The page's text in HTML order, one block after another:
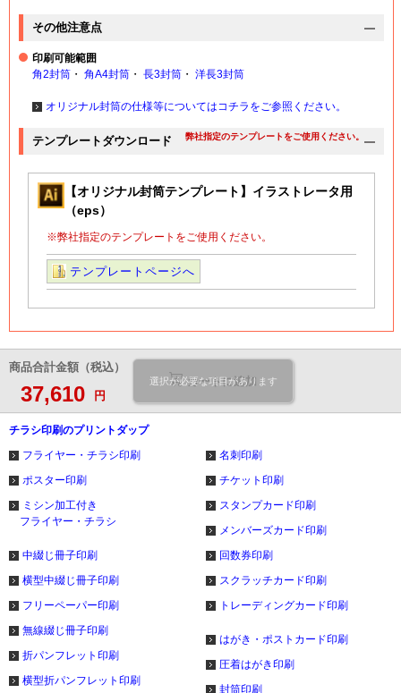
その他注意点
印刷可能範囲
角2封筒 ・ 角A4封筒 ・ 長3封筒 ・ 洋長3封筒
オリジナル封筒の仕様等についてはコチラをご参照ください。
テンプレートダウンロード 弊社指定のテンプレートをご使用ください。
【オリジナル封筒テンプレート】イラストレータ用
（eps）
※弊社指定のテンプレートをご使用ください。
テンプレートページへ
商品合計金額（税込）
37,610 円
カートに追加
選択が必要な項目があります
チラシ印刷のプリントダップ
フライヤー・チラシ印刷
ポスター印刷
ミシン加工付き
フライヤー・チラシ
中綴じ冊子印刷
横型中綴じ冊子印刷
フリーペーパー印刷
無線綴じ冊子印刷
折パンフレット印刷
横型折パンフレット印刷
名刺印刷
チケット印刷
スタンプカード印刷
メンバーズカード印刷
回数券印刷
スクラッチカード印刷
トレーディングカード印刷
はがき・ポストカード印刷
圧着はがき印刷
封筒印刷